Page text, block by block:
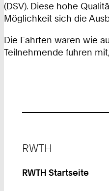
(DSV). Diese hohe
Möglichkeit sich die
Die Fahrten waren wie
Teilnehmende fuhren
RWTH
RWTH Startseite